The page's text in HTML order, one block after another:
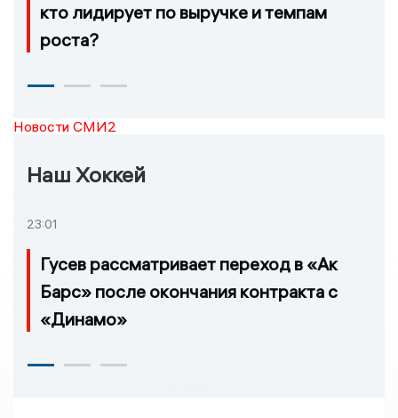
кто лидирует по выручке и темпам
роста?
Новости СМИ2
Наш Хоккей
23:01
Гусев рассматривает переход в «Ак
Барс» после окончания контракта с
«Динамо»